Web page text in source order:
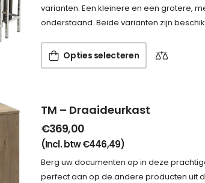
varianten. Een kleinere en een grotere,
onderstaand. Beide varianten zijn
Opties selecteren
TM – Draaideurkast
€369,00
(Incl. btw€446,49)
Berg uw documenten op in deze
perfect aan op de andere producten uit